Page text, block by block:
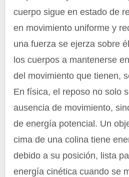
cuerpo sigue en estado de
en movimiento uniforme y
una fuerza se ejerza sobre
los cuerpos a mantenerse
del movimiento que tienen,
En física, el reposo no solo
ausencia de movimiento,
de energía potencial. Un
cima de una colina tiene
debido a su posición, lista
energía cinética cuando se